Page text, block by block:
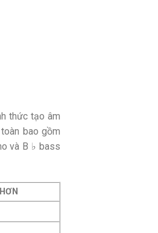
thức tạo âm
bao gồm
và B ♭ bass